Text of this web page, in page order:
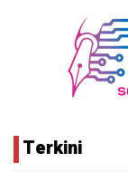
Terkini